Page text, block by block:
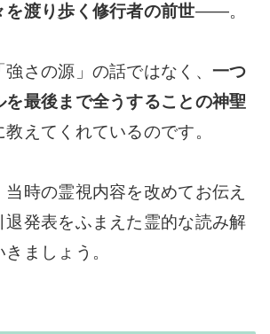
を渡り歩く修行者の前世――。
強さの源」の話ではなく、一つ
を最後まで全うすることの神聖
えてくれているのです。
時の霊視内容を改めてお伝え
退発表をふまえた霊的な読み解
ましょう。